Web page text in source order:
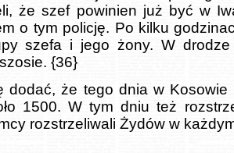
że szef powinien już być w
o tym policję. Po kilku
szefa i jego żony. W drodze
{36}
dodać, że tego dnia w
1500. W tym dniu też
rozstrzeliwali Żydów w